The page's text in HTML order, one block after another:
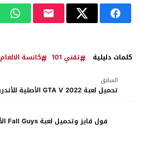
كلمات دليلية تقني 101 كانسة الالغام
السابق
تحميل لعبة GTA V 2022 الأصلية للأندرويد apk برابط مباشر
فول قايز وتحميل لعبة Fall Guys الأصلية للجوال مجانا